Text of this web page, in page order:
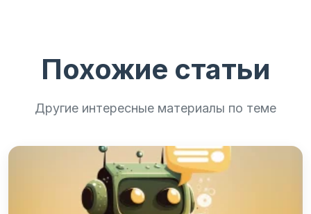
Похожие статьи
Другие интересные материалы по теме